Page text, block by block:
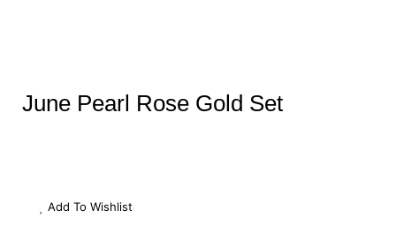
June Pearl Rose Gold Set
Add To Wishlist